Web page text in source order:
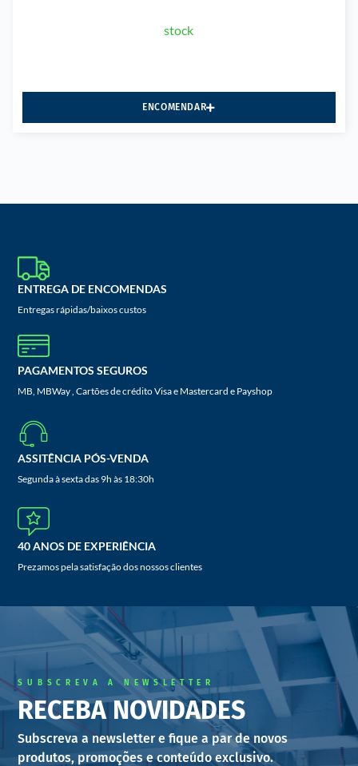
stock
ENCOMENDAR
ENTREGA DE ENCOMENDAS
Entregas rápidas/baixos custos
PAGAMENTOS SEGUROS
MB, MBWay , Cartões de crédito Visa e Mastercard e Payshop
ASSITÊNCIA PÓS-VENDA
Segunda à sexta das 9h às 18:30h
40 ANOS DE EXPERIÊNCIA
Prezamos pela satisfação dos nossos clientes
SUBSCREVA A NEWSLETTER
RECEBA NOVIDADES
Subscreva a newsletter e fique a par de novos
produtos, promoções e conteúdo exclusivo.